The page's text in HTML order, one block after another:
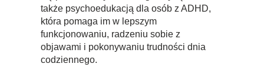
także psychoedukacją dla osób z ADHD,
która pomaga im w lepszym
funkcjonowaniu, radzeniu sobie z
objawami i pokonywaniu trudności dnia
codziennego.